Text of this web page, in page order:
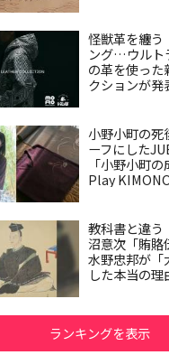
怪獣革を纏う
ング…ウルト
の革を使った
クションが発
小野小町の死
ーフにした
「小野小町
Play
教科書と違う
沼意次「賄賂
水野忠邦が「
した本当の理
ランキングを表示